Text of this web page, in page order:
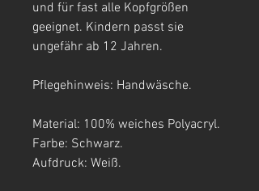
und für fast alle Kopfgrößen
geeignet. Kindern passt sie
ungefähr ab 12 Jahren.
Pflegehinweis: Handwäsche.
Material: 100% weiches Polyacryl.
Farbe: Schwarz.
Aufdruck: Weiß.